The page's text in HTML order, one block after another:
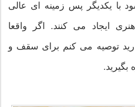
با یکدیگر پس زمینه ای عالی
ایجاد می کنند. اگر واقعا
توصیه می کنم برای سقف و
بگیرید.